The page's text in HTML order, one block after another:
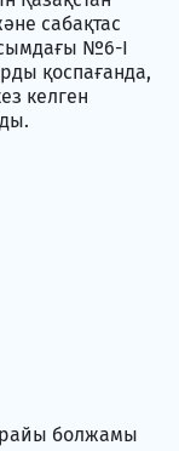
сабақтас
№6-I
қоспағанда,
келген
райы болжамы